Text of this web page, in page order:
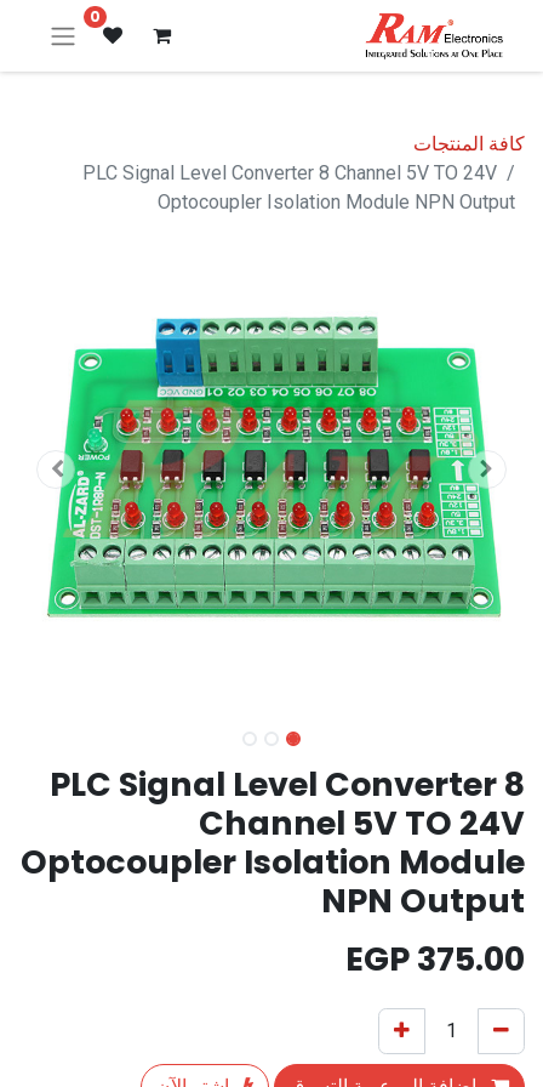
0
كافة المنتجات
PLC Signal Level Converter 8 Channel 5V TO 24V
Optocoupler Isolation Module NPN Output
PLC Signal Level Converter 8
Channel 5V TO 24V
Optocoupler Isolation Module
NPN Output
375.00